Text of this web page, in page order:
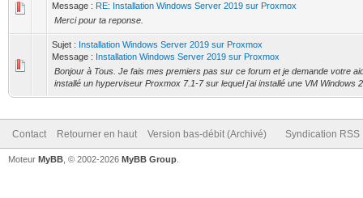
Message : RE: Installation Windows Server 2019 sur Proxmox
Merci pour ta reponse.
Sujet : Installation Windows Server 2019 sur Proxmox
Message : Installation Windows Server 2019 sur Proxmox
Bonjour à Tous. Je fais mes premiers pas sur ce forum et je demande votre
installé un hyperviseur Proxmox 7.1-7 sur lequel j'ai installé une VM Windows
Contact Retourner en haut Version bas-débit (Archivé) Syndication RSS
Moteur MyBB , © 2002-2026 MyBB Group